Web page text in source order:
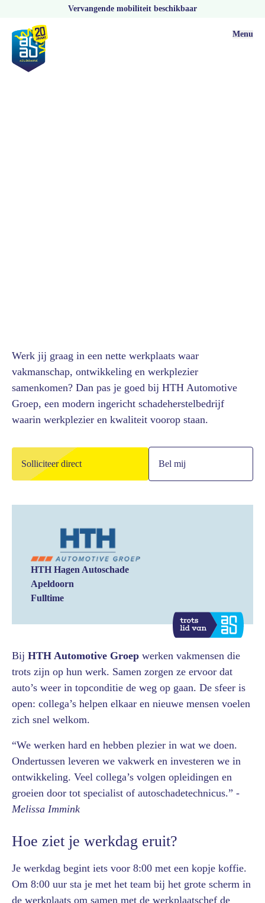
Vervangende mobiliteit beschikbaar
Menu
Werk jij graag in een nette werkplaats waar
vakmanschap, ontwikkeling en werkplezier
samenkomen? Dan pas je goed bij HTH Automotive
Groep, een modern ingericht schadeherstelbedrijf
waarin werkplezier en kwaliteit voorop staan.
Solliciteer direct Bel mij
HTH Hagen Autoschade
Apeldoorn
Fulltime
Bij HTH Automotive Groep werken vakmensen die
trots zijn op hun werk. Samen zorgen ze ervoor dat
auto’s weer in topconditie de weg op gaan. De sfeer is
open: collega’s helpen elkaar en nieuwe mensen voelen
zich snel welkom.
“We werken hard en hebben plezier in wat we doen.
Ondertussen leveren we vakwerk en investeren we in
ontwikkeling. Veel collega’s volgen opleidingen en
groeien door tot specialist of autoschadetechnicus.” -
Melissa Immink
Hoe ziet je werkdag eruit?
Je werkdag begint iets voor 8:00 met een kopje koffie.
Om 8:00 uur sta je met het team bij het grote scherm in
de werkplaats om samen met de werkplaatschef de